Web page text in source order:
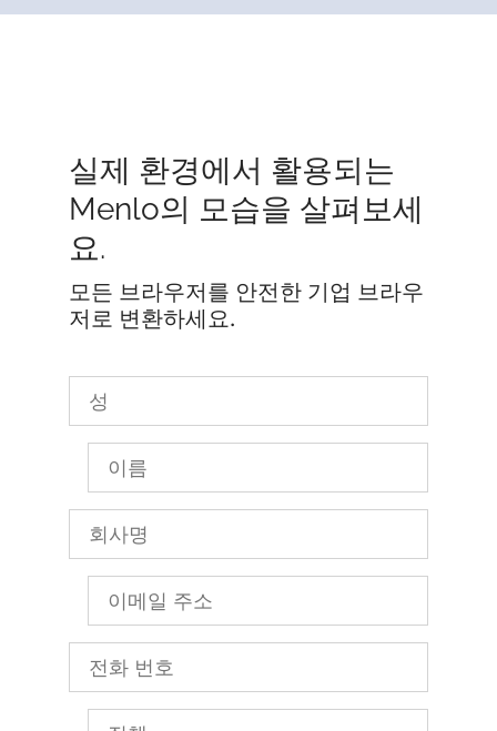
실제 환경에서 활용되는
Menlo의 모습을 살펴보세
요.
모든 브라우저를 안전한 기업 브라우
저로 변환하세요.